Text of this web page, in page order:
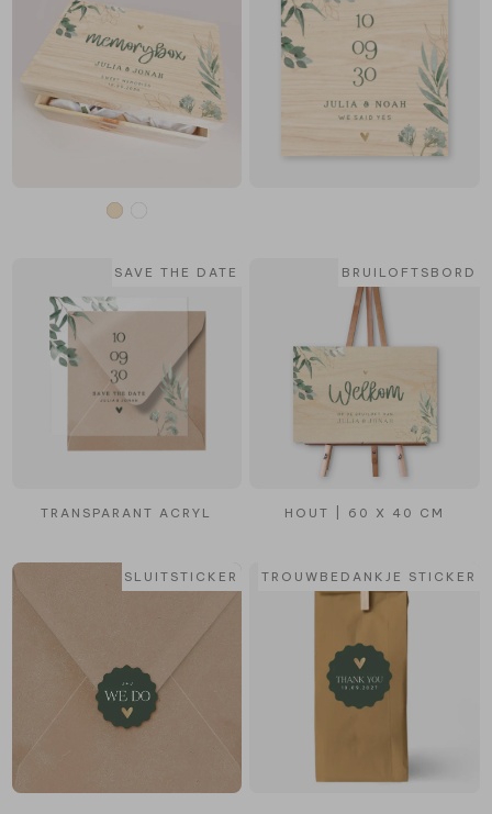
SAVE THE DATE
TRANSPARANT ACRYL
BRUILOFTSBORD
HOUT | 60 X 40 CM
SLUITSTICKER TROUWBEDANKJE STICKER